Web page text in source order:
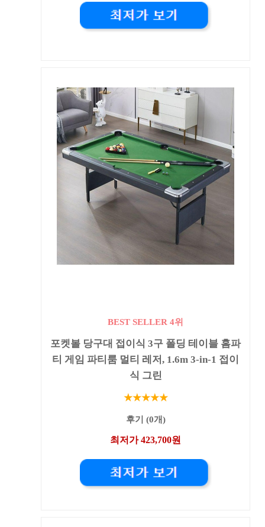
BEST SELLER 4위
포켓볼 당구대 접이식 3구 폴딩 테이블 홈파
티 게임 파티룸 멀티 레저, 1.6m 3-in-1 접이
식 그린
★★★★★
후기 (0개)
최저가 423,700원